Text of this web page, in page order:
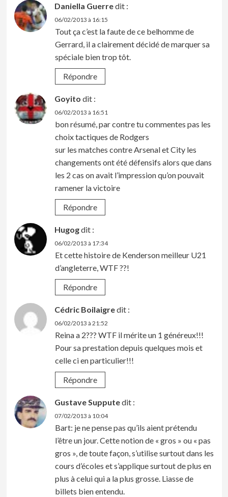
Daniella Guerredit :
06/02/2013 à 16:15
Tout ça c’est la faute de ce belhomme de
Gerrard, il a clairement décidé de marquer sa
spéciale bien trop tôt.
Répondre
Goyito dit :
06/02/2013 à 16:51
bon résumé, par contre tu commentes pas les
choix tactiques de Rodgers
sur les matches contre Arsenal et City les
changements ont été défensifs alors que dans
les 2 cas on avait l’impression qu’on pouvait
ramener la victoire
Répondre
Hugogdit :
06/02/2013 à 17:34
Et cette histoire de Kenderson meilleur U21
d’angleterre, WTF ??!
Répondre
Cédric Boilaigredit :
06/02/2013 à 21:52
Reina a 2??? WTF il mérite un 1 généreux!!!
Pour sa prestation depuis quelques mois et
celle ci en particulier!!!
Répondre
Gustave Supputedit :
07/02/2013 à 10:04
Bart: je ne pense pas qu’ils aient prétendu
l’être un jour. Cette notion de « gros » ou « pas
gros », de toute façon, s’utilise surtout dans les
cours d’écoles et s’applique surtout de plus en
plus à celui qui a la plus grosse. Liasse de
billets bien entendu.